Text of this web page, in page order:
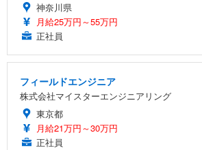
神奈川県
月給25万円～55万円
正社員
フィールドエンジニア
株式会社マイスターエンジニアリング
東京都
月給21万円～30万円
正社員